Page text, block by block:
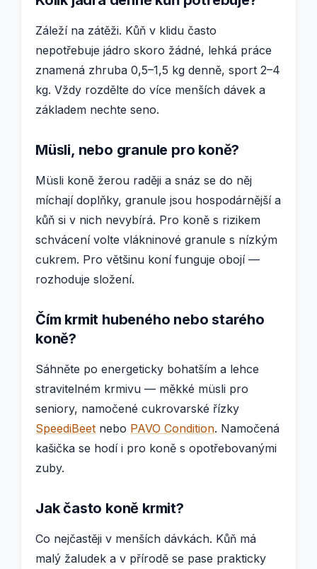
Záleží na zátěži. Kůň v klidu často
nepotřebuje jádro skoro žádné, lehká práce
znamená zhruba 0,5–1,5 kg denně, sport 2–4
kg. Vždy rozdělte do více menších dávek a
základem nechte seno.
Müsli, nebo granule pro koně?
Müsli koně žerou raději a snáz se do něj
míchají doplňky, granule jsou hospodárnější a
kůň si v nich nevybírá. Pro koně s rizikem
schvácení volte vlákninové granule s nízkým
cukrem. Pro většinu koní funguje obojí —
rozhoduje složení.
Čím krmit hubeného nebo starého
koně?
Sáhněte po energeticky bohatším a lehce
stravitelném krmivu — měkké müsli pro
seniory, namočené cukrovarské řízky
SpeediBeet nebo PAVO Condition. Namočená
kašička se hodí i pro koně s opotřebovanými
zuby.
Jak často koně krmit?
Co nejčastěji v menších dávkách. Kůň má
malý žaludek a v přírodě se pase prakticky